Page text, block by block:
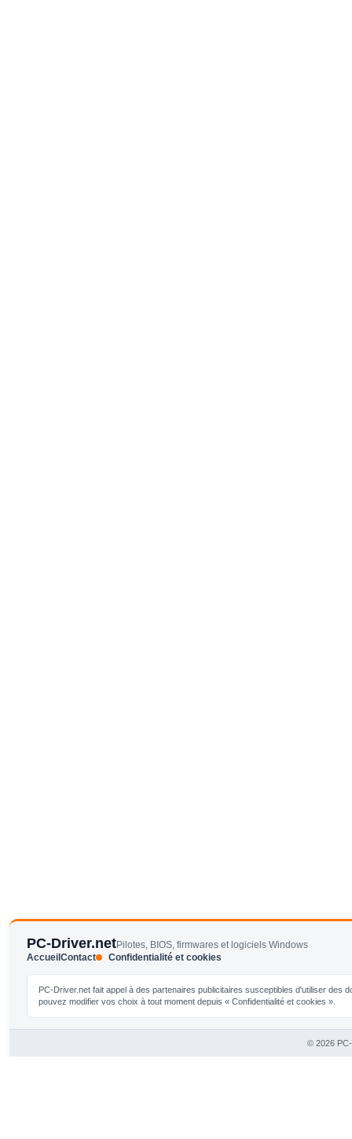
PC-Driver.netPilotes, BIOS, firmwares et logiciels Windows
AccueilContact Confidentialité et cookies
PC-Driver.net fait appel à des partenaires publicitaires susceptibles d'utiliser
pouvez modifier vos choix à tout moment depuis « Confidentialité et cookies ».
© 2026